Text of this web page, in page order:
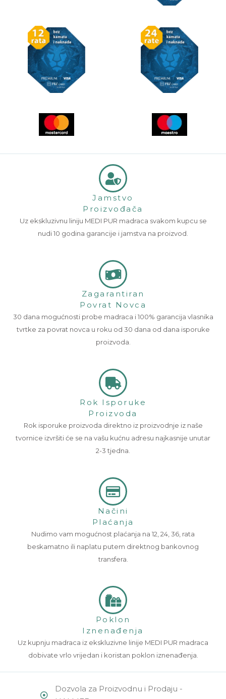
Jamstvo
Proizvođača
Uz ekskluzivnu liniju MEDI PUR madraca svakom kupcu se
nudi 10 godina garancije i jamstva na proizvod.
Zagarantiran
Povrat Novca
30 dana mogućnosti probe madraca i 100% garancija vlasnika
tvrtke za povrat novca u roku od 30 dana od dana isporuke
proizvoda.
Rok Isporuke
Proizvoda
Rok isporuke proizvoda direktno iz proizvodnje iz naše
tvornice izvršiti će se na vašu kućnu adresu najkasnije unutar
2-3 tjedna.
Načini
Plaćanja
Nudimo vam mogućnost plaćanja na 12, 24, 36, rata
beskamatno ili naplatu putem direktnog bankovnog
transfera.
Poklon
Iznenađenja
Uz kupnju madraca iz ekskluzivne linije MEDI PUR madraca
dobivate vrlo vrijedan i koristan poklon iznenađenja.
Dozvola za Proizvodnu i Prodaju -